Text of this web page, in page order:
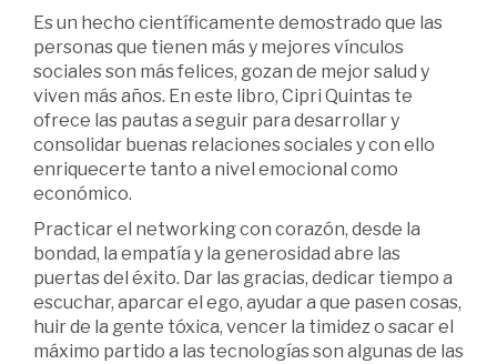
Es un hecho científicamente demostrado que las
personas que tienen más y mejores vínculos
sociales son más felices, gozan de mejor salud y
viven más años. En este libro, Cipri Quintas te
ofrece las pautas a seguir para desarrollar y
consolidar buenas relaciones sociales y con ello
enriquecerte tanto a nivel emocional como
económico.
Practicar el networking con corazón, desde la
bondad, la empatía y la generosidad abre las
puertas del éxito. Dar las gracias, dedicar tiempo a
escuchar, aparcar el ego, ayudar a que pasen cosas,
huir de la gente tóxica, vencer la timidez o sacar el
máximo partido a las tecnologías son algunas de las